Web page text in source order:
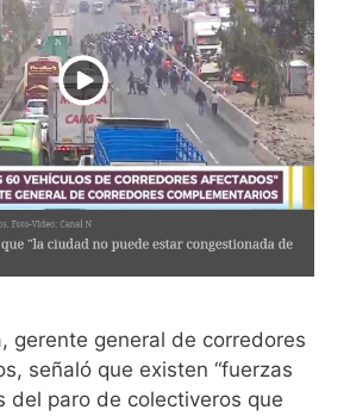
gerente general de corredores
señaló que existen “fuerzas
del paro de colectiveros que